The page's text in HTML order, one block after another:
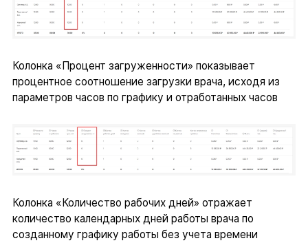
Колонка «Процент загруженности» показывает
процентное соотношение загрузки врача, исходя из
параметров часов по графику и отработанных часов
Колонка «Количество рабочих дней» отражает
количество календарных дней работы врача по
созданному графику работы без учета времени